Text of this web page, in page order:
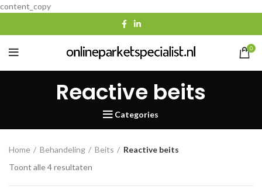
content_copy
0
Reactive beits
Categories
Home Behandeling Beits
Reactive beits
Toont alle 4 resultaten